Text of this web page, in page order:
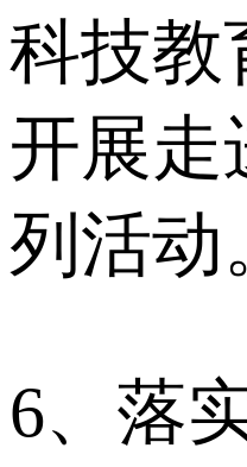
科技教
开展走
列活动
6、落